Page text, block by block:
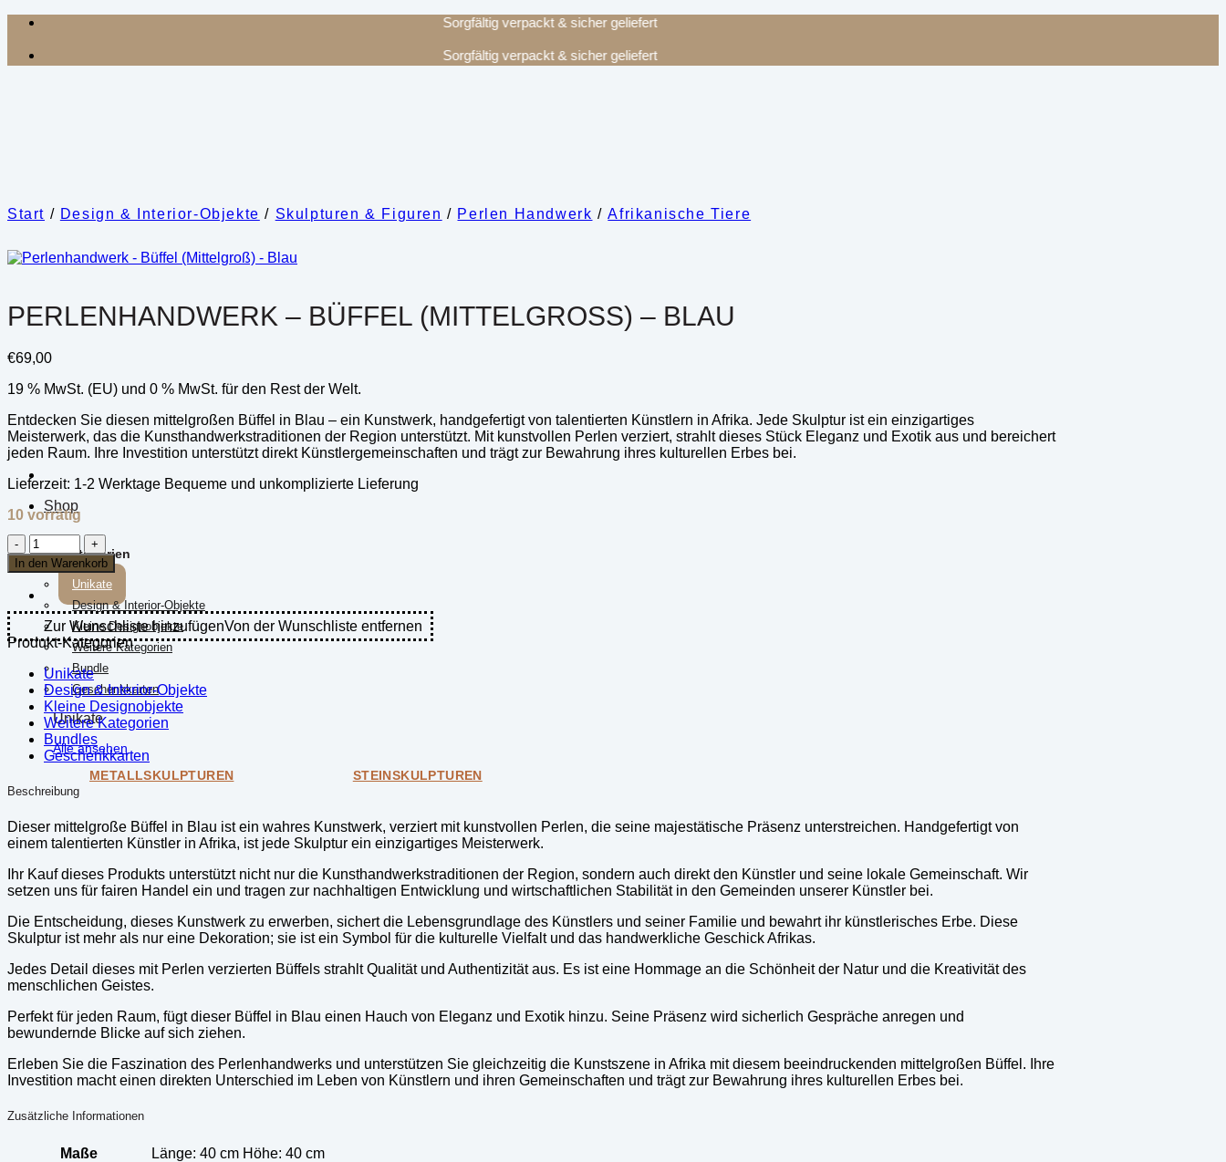
Zum
springen
Sorgfältig verpackt & sicher geliefert
Sorgfältig verpackt & sicher geliefert
Shop
Kategorien
Unikate
Design & Interior-Objekte
Kleine Designobjekte
Weitere Kategorien
Bundle
Geschenkkarten
Unikate
Alle ansehen
METALLSKULPTUREN STEINSKULPTUREN
Start / Design & Interior-Objekte / Skulpturen & Figuren / Perlen Handwerk / Afrikanische Tiere
PERLENHANDWERK – BÜFFEL (MITTELGROSS) – BLAU
€69,00
19 % MwSt. (EU) und 0 % MwSt. für den Rest der Welt.
Entdecken Sie diesen mittelgroßen Büffel in Blau – ein Kunstwerk, handgefertigt von talentierten Künstlern in Afrika. Jede Skulptur ist ein einzigartiges
Meisterwerk, das die Kunsthandwerkstraditionen der Region unterstützt. Mit kunstvollen Perlen verziert, strahlt dieses Stück Eleganz und Exotik aus und bereichert
jeden Raum. Ihre Investition unterstützt direkt Künstlergemeinschaften und trägt zur Bewahrung ihres kulturellen Erbes bei.
Lieferzeit: 1-2 Werktage Bequeme und unkomplizierte Lieferung
10 vorrätig
Perlenhandwerk
-
Büffel
(Mittelgroß)
Blau
Menge
In den Warenkorb
Zur Wunschliste hinzufügenVon der Wunschliste entfernen
Produkt-Kategorien
Unikate
Design & Interior-Objekte
Kleine Designobjekte
Weitere Kategorien
Bundles
Geschenkkarten
Beschreibung
Dieser mittelgroße Büffel in Blau ist ein wahres Kunstwerk, verziert mit kunstvollen Perlen, die seine majestätische Präsenz unterstreichen. Handgefertigt von
einem talentierten Künstler in Afrika, ist jede Skulptur ein einzigartiges Meisterwerk.
Ihr Kauf dieses Produkts unterstützt nicht nur die Kunsthandwerkstraditionen der Region, sondern auch direkt den Künstler und seine lokale Gemeinschaft. Wir
setzen uns für fairen Handel ein und tragen zur nachhaltigen Entwicklung und wirtschaftlichen Stabilität in den Gemeinden unserer Künstler bei.
Die Entscheidung, dieses Kunstwerk zu erwerben, sichert die Lebensgrundlage des Künstlers und seiner Familie und bewahrt ihr künstlerisches Erbe. Diese
Skulptur ist mehr als nur eine Dekoration; sie ist ein Symbol für die kulturelle Vielfalt und das handwerkliche Geschick Afrikas.
Jedes Detail dieses mit Perlen verzierten Büffels strahlt Qualität und Authentizität aus. Es ist eine Hommage an die Schönheit der Natur und die Kreativität des
menschlichen Geistes.
Perfekt für jeden Raum, fügt dieser Büffel in Blau einen Hauch von Eleganz und Exotik hinzu. Seine Präsenz wird sicherlich Gespräche anregen und
bewundernde Blicke auf sich ziehen.
Erleben Sie die Faszination des Perlenhandwerks und unterstützen Sie gleichzeitig die Kunstszene in Afrika mit diesem beeindruckenden mittelgroßen Büffel. Ihre
Investition macht einen direkten Unterschied im Leben von Künstlern und ihren Gemeinschaften und trägt zur Bewahrung ihres kulturellen Erbes bei.
Zusätzliche Informationen
Maße Länge: 40 cm Höhe: 40 cm